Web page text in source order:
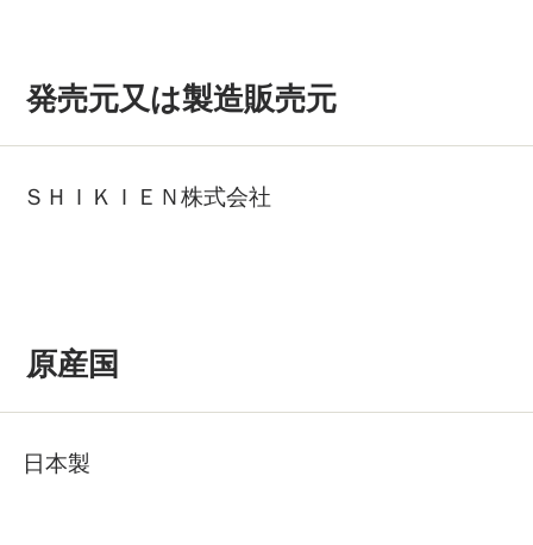
発売元又は製造販売元
ＳＨＩＫＩＥＮ株式会社
原産国
日本製